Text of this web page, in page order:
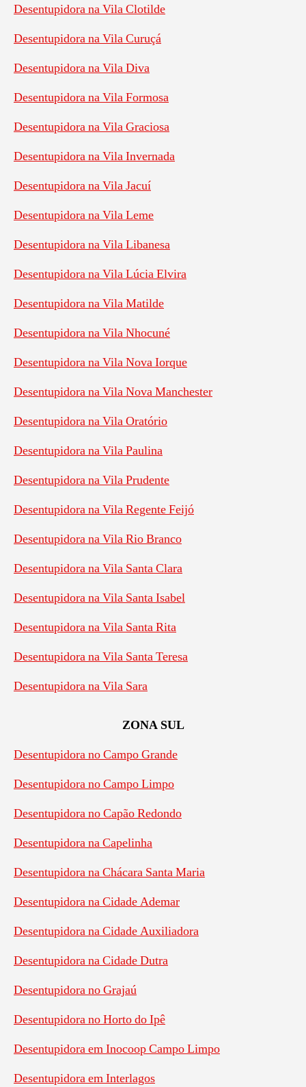
Desentupidora na Vila Clotilde
Desentupidora na Vila Curuçá
Desentupidora na Vila Diva
Desentupidora na Vila Formosa
Desentupidora na Vila Graciosa
Desentupidora na Vila Invernada
Desentupidora na Vila Jacuí
Desentupidora na Vila Leme
Desentupidora na Vila Libanesa
Desentupidora na Vila Lúcia Elvira
Desentupidora na Vila Matilde
Desentupidora na Vila Nhocuné
Desentupidora na Vila Nova Iorque
Desentupidora na Vila Nova Manchester
Desentupidora na Vila Oratório
Desentupidora na Vila Paulina
Desentupidora na Vila Prudente
Desentupidora na Vila Regente Feijó
Desentupidora na Vila Rio Branco
Desentupidora na Vila Santa Clara
Desentupidora na Vila Santa Isabel
Desentupidora na Vila Santa Rita
Desentupidora na Vila Santa Teresa
Desentupidora na Vila Sara
ZONA SUL
Desentupidora no Campo Grande
Desentupidora no Campo Limpo
Desentupidora no Capão Redondo
Desentupidora na Capelinha
Desentupidora na Chácara Santa Maria
Desentupidora na Cidade Ademar
Desentupidora na Cidade Auxiliadora
Desentupidora na Cidade Dutra
Desentupidora no Grajaú
Desentupidora no Horto do Ipê
Desentupidora em Inocoop Campo Limpo
Desentupidora em Interlagos